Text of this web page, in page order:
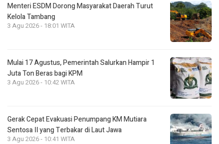
Menteri ESDM Dorong Masyarakat Daerah Turut
Kelola Tambang
3 Agu 2026 - 18:01 WITA
Mulai 17 Agustus, Pemerintah Salurkan Hampir 1
Juta Ton Beras bagi KPM
3 Agu 2026 - 10:42 WITA
Gerak Cepat Evakuasi Penumpang KM Mutiara
Sentosa II yang Terbakar di Laut Jawa
3 Agu 2026 - 10:41 WITA